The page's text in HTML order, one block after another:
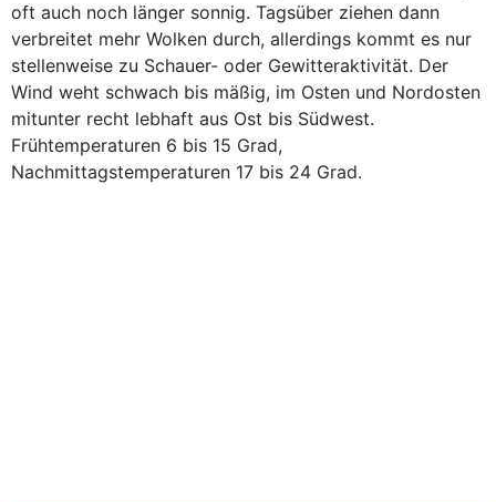
oft auch noch länger sonnig. Tagsüber ziehen dann
verbreitet mehr Wolken durch, allerdings kommt es nur
stellenweise zu Schauer- oder Gewitteraktivität. Der
Wind weht schwach bis mäßig, im Osten und Nordosten
mitunter recht lebhaft aus Ost bis Südwest.
Frühtemperaturen 6 bis 15 Grad,
Nachmittagstemperaturen 17 bis 24 Grad.